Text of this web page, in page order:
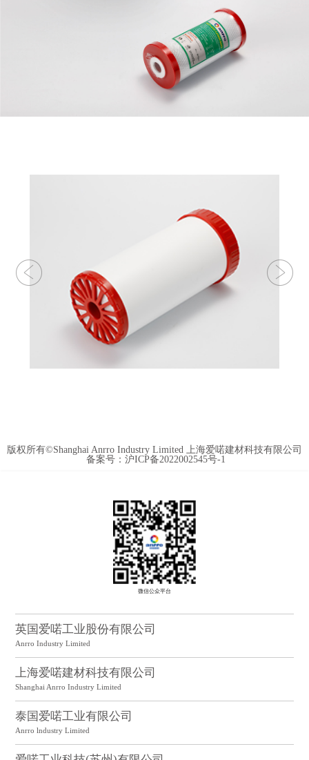
版权所有©Shanghai Anrro Industry Limited 上海爱喏建材科技有限公司
备案号：沪ICP备2022002545号-1
微信公众平台
英国爱喏工业股份有限公司
Anrro Industry Limited
上海爱喏建材科技有限公司
Shanghai Anrro Industry Limited
泰国爱喏工业有限公司
Anrro lndustry Limited